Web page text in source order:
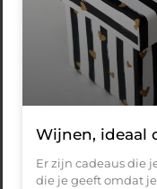
Wijnen, ideaal
Er zijn cadeaus die
die je geeft omdat